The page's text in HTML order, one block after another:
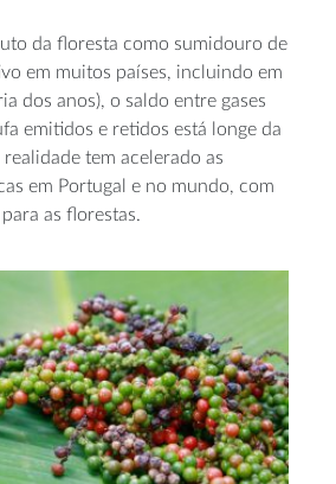
da floresta como sumidouro de
em muitos países, incluindo em
dos anos), o saldo entre gases
emitidos e retidos está longe da
tem acelerado as
em Portugal e no mundo, com
as florestas.